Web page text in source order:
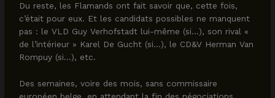
Du reste, les Flamands ont fait savoir que, cette fois,
c’était pour eux. Et les candidats possibles ne manquent
pas : le VLD Guy Verhofstadt lui-même (si…), son rival «
de l’intérieur » Karel De Gucht (si…), le CD&V Herman Van
Rompuy (si…), etc.
Des semaines, voire des mois, sans commissaire